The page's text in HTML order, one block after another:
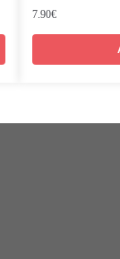
7.90€